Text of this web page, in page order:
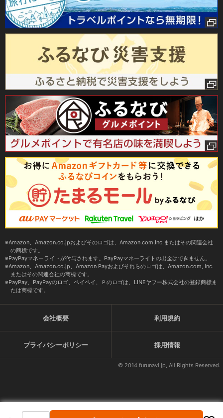
Amazon、Amazon.co.jpおよびそのロゴは、Amazon.com,Inc.またはその関連会社
の商標です。
PayPayマネーライトが付与されます。PayPayマネーライトの出金はできません。
Amazon、Amazon.co.jp、Amazon Payおよびそれらのロゴは、Amazon.com, Inc.
またはその関連会社の商標です。
PayPay、PayPayのロゴ、ペイペイ、Ｐのロゴは、LINEヤフー株式会社の登録商標ま
たは商標です。
会社概要 利用規約
プライバシーポリシー 採用情報
© 2014 furunavi.jp, All Rights Reserved.